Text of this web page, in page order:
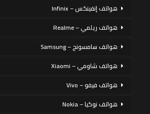
هواتف إنفينكس – Infinix
هواتف ريلمي – Realme
هواتف سامسونج – Samsung
هواتف شاومي – Xiaomi
هواتف فيفو – Vivo
هواتف نوكيا – Nokia